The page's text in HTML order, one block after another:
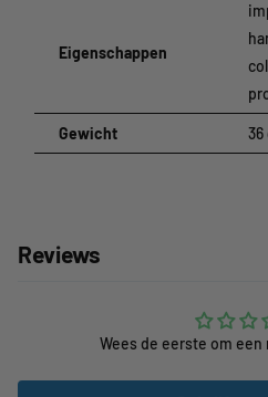
Eigenschappen
Gewicht 36
Reviews
Wees de eerste om